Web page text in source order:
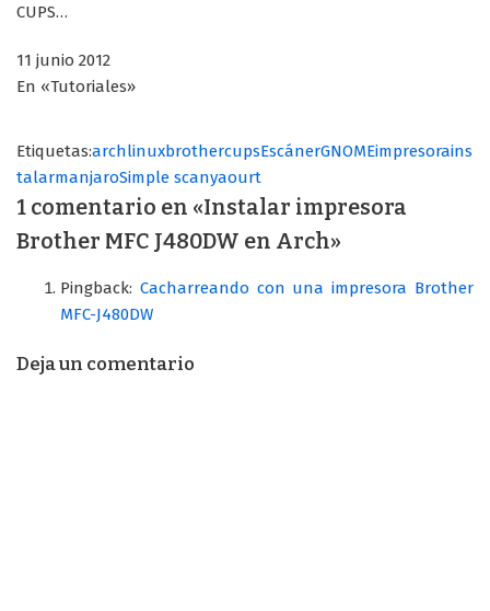
CUPS…
11 junio 2012
En «Tutoriales»
Etiquetas:archlinuxbrothercupsEscánerGNOMEimpresorains
talarmanjaroSimple scanyaourt
1 comentario en «Instalar impresora
Brother MFC J480DW en Arch»
Pingback: Cacharreando con una impresora Brother
MFC-J480DW
Deja un comentario